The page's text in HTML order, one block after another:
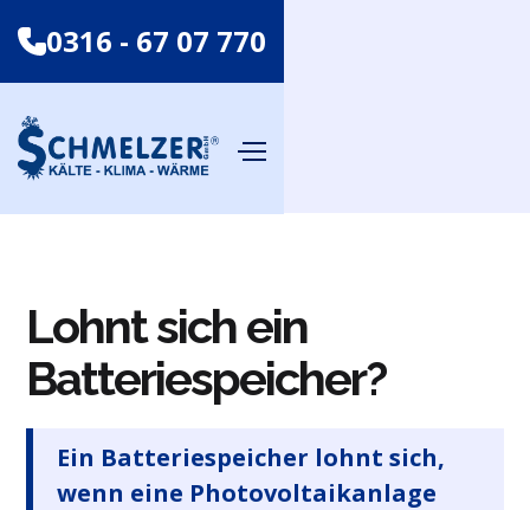
0316 - 67 07 770
Lohnt sich ein
Batteriespeicher?
Ein Batteriespeicher lohnt sich,
wenn eine Photovoltaikanlage